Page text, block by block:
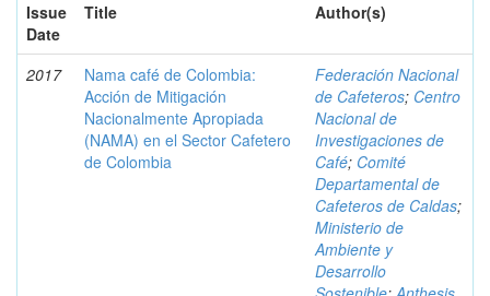
Issue
Date
Title Author(s)
2017
Nama café de Colombia:
Acción de Mitigación
Nacionalmente Apropiada
(NAMA) en el Sector Cafetero
de Colombia
Federación Nacional
de Cafeteros; Centro
Nacional de
Investigaciones de
Café; Comité
Departamental de
Cafeteros de Caldas;
Ministerio de
Ambiente y
Desarrollo